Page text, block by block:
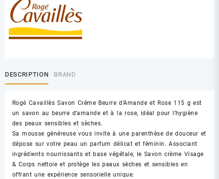
DESCRIPTION BRAND
Rogé Cavaillès Savon Crème Beurre d’Amande et Rose 115 g est
un savon au beurre d’amande et à la rose, idéal pour l’hygiène
des peaux sensibles et sèches.
Sa mousse généreuse vous invite à une parenthèse de douceur et
dépose sur votre peau un parfum délicat et féminin. Associant
ingrédients nourrissants et base végétale, le Savon crème Visage
& Corps nettoie et protège les peaux sèches et sensibles en
offrant une expérience sensorielle unique.